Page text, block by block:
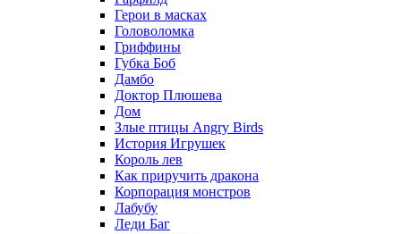
Герои в масках
Головоломка
Гриффины
Губка Боб
Дамбо
Доктор Плюшева
Дом
Злые птицы Angry Birds
История Игрушек
Король лев
Как приручить дракона
Корпорация монстров
Лабубу
Леди Баг